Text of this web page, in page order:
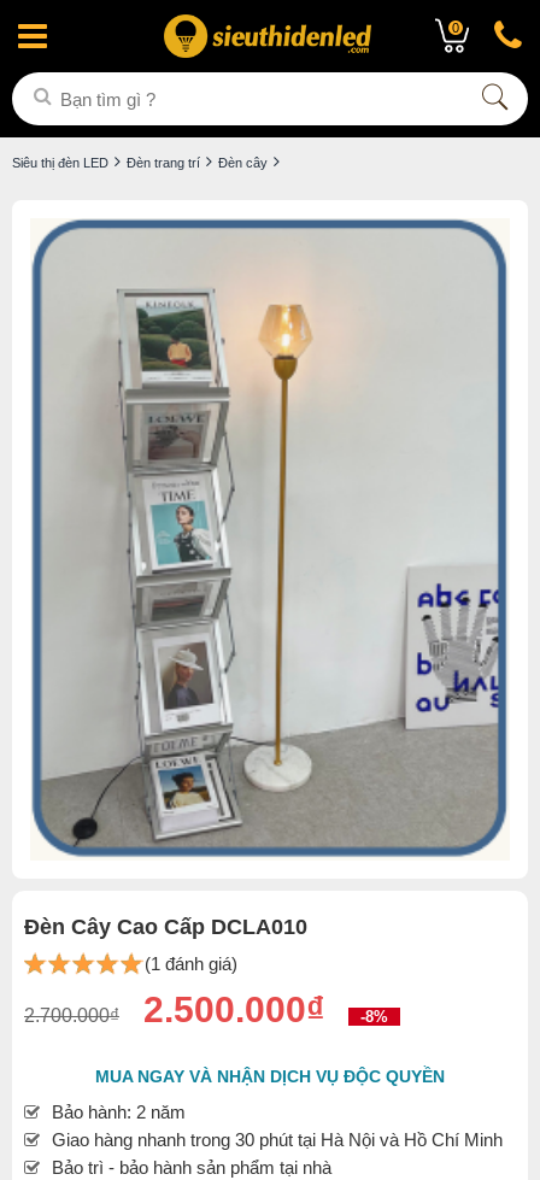
0
Siêu thị đèn LED Đèn trang trí Đèn cây
Đèn Cây Cao Cấp DCLA010
(1 đánh giá)
2.700.000₫ 2.500.000₫ -8%
MUA NGAY VÀ NHẬN DỊCH VỤ ĐỘC QUYỀN
Bảo hành: 2 năm
Giao hàng nhanh trong 30 phút tại Hà Nội và Hồ Chí Minh
Bảo trì - bảo hành sản phẩm tại nhà